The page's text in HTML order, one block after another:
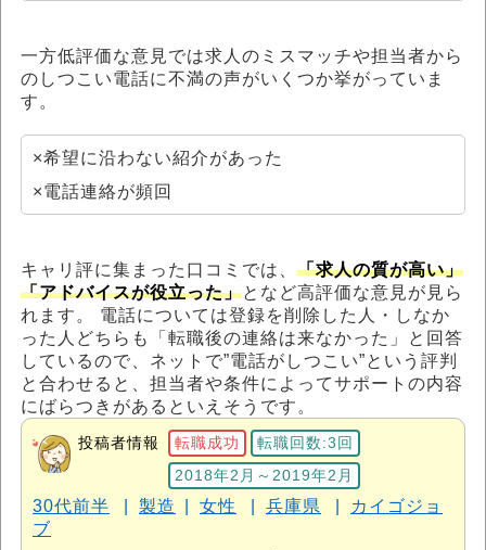
一方低評価な意見では求人のミスマッチや担当者から
のしつこい電話に不満の声がいくつか挙がっていま
す。
×希望に沿わない紹介があった
×電話連絡が頻回
キャリ評に集まった口コミでは、 「求人の質が高い」
「アドバイスが役立った」となど高評価な意見が見ら
れます。 電話については登録を削除した人・しなか
った人どちらも「転職後の連絡は来なかった」と回答
しているので、ネットで”電話がしつこい”という評判
と合わせると、担当者や条件によってサポートの内容
にばらつきがあるといえそうです。
投稿者情報 転職成功
転職回数:3回
2018年2月～2019年2月
30代前半 製造 女性 兵庫県
カイゴジョ
ブ